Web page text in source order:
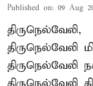
Published on: 09 Aug
திருநெல்வேலி,
திருநெல்வேலி
திருநெல்வேலி
திருநெல்வேலி